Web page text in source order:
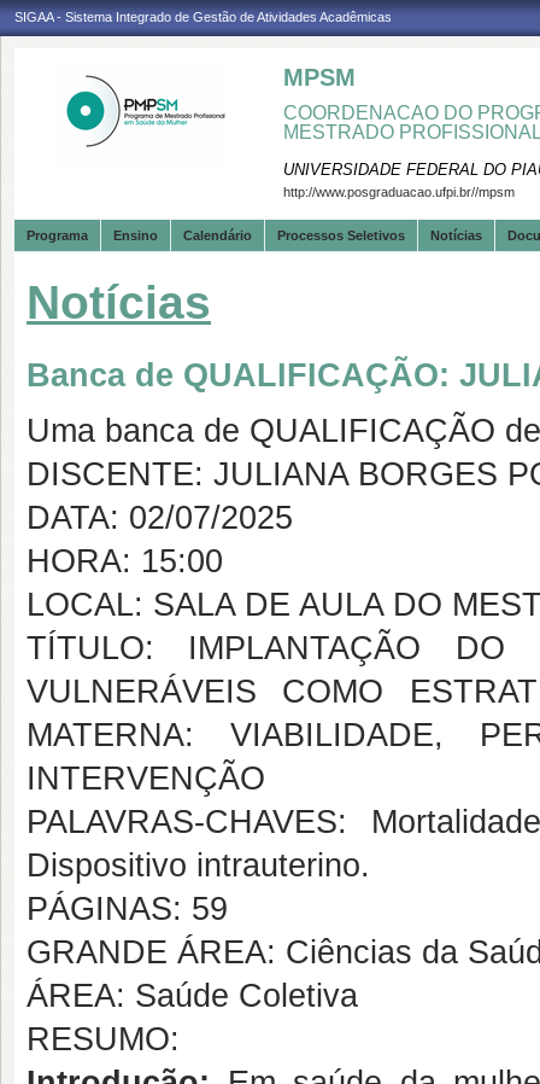
SIGAA - Sistema Integrado de Gestão de Atividades Acadêmicas
MPSM
COORDENACAO DO
MESTRADO
UNIVERSIDADE FEDERAL DO
http://www.posgraduacao.ufpi.br//mpsm
Programa Ensino Calendário Processos Seletivos Notícias
Notícias
Banca de QUALIFICAÇÃO:
Uma banca de QUALIFICAÇÃO
DISCENTE: JULIANA BORGES
DATA: 02/07/2025
HORA: 15:00
LOCAL: SALA DE AULA DO
TÍTULO: IMPLANTAÇÃO
VULNERÁVEIS COMO
MATERNA: VIABILIDADE,
INTERVENÇÃO
PALAVRAS-CHAVES:
Dispositivo intrauterino.
PÁGINAS: 59
GRANDE ÁREA: Ciências da
ÁREA: Saúde Coletiva
RESUMO: